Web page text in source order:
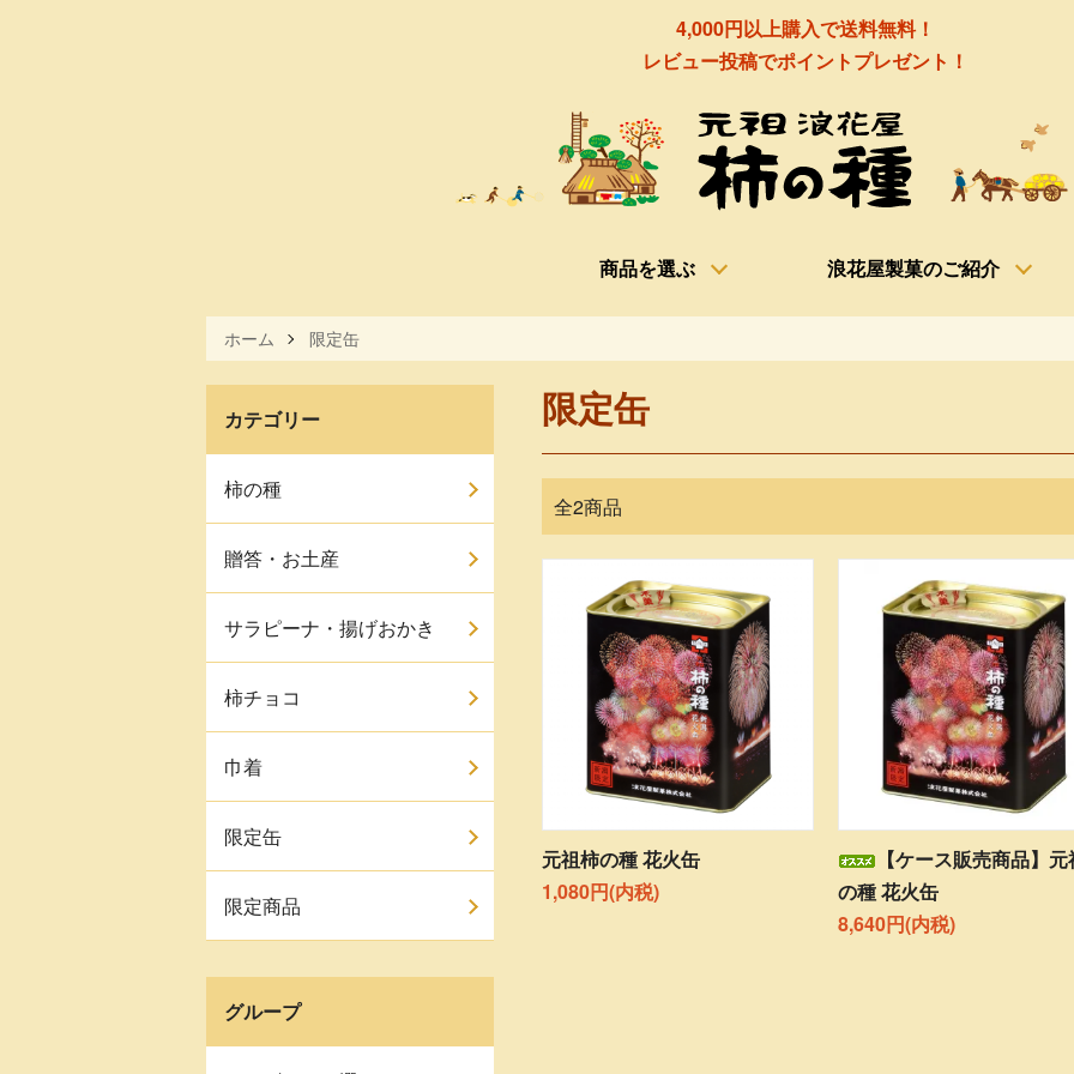
4,000円以上購入で送料無料！
レビュー投稿でポイントプレゼント！
商品を選ぶ 浪花屋製菓のご紹介
ホーム 限定缶
限定缶
全2商品
元祖柿の種 花火缶
1,080円(内税)
【ケース販売商品】
の種 花火缶
8,640円(内税)
カテゴリー
柿の種
贈答・お土産
サラピーナ・揚げおかき
柿チョコ
巾着
限定缶
限定商品
グループ